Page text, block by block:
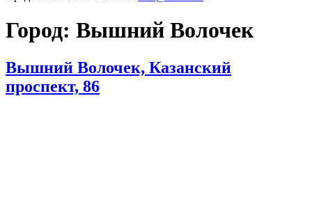
Город: Вышний Волочек
Вышний Волочек, Казанский
проспект, 86